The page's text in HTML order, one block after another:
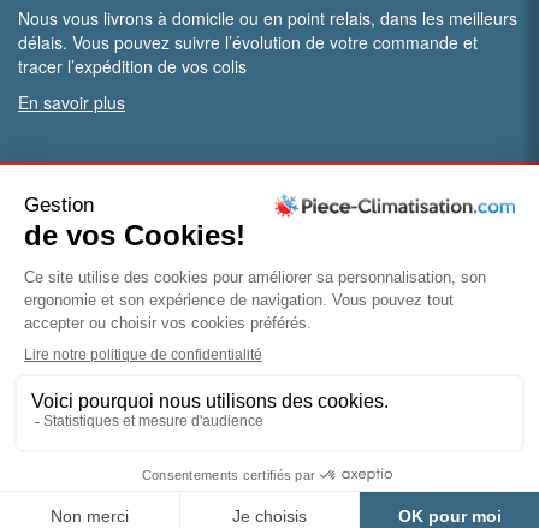
Nous vous livrons à domicile ou en point relais, dans les meilleurs
délais. Vous pouvez suivre l’évolution de votre commande et
tracer l’expédition de vos colis
En savoir plus
Vous êtes professionnel ?
Bénéficiez de conditions particulières en ouvrant un compte
pro
Mentions légales|Conditions
générales de vente| Politique de confidentialité